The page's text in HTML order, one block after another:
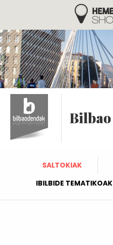
Skip to main content
Hemengo Shopping
Bilbao
SALTOKIAK
IBILBIDE TEMATIKOAK